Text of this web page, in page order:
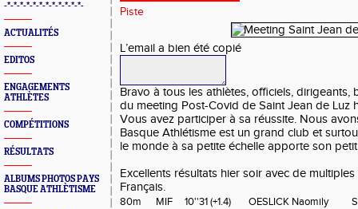
-*-*-*-*-*-*-*-*-*-*-*-*-
ACTUALITÉS
EDITOS
ENGAGEMENTS
ATHLÈTES
COMPÉTITIONS
RÉSULTATS
ALBUMS PHOTOS PAYS
BASQUE ATHLÈTISME
Piste
L’email a bien été copié
Bravo à tous les athlètes, officiels, dirigeants,
du meeting Post-Covid de Saint Jean de Luz
Vous avez participer à sa réussite. Nous
Basque Athlétisme est un grand club et
le monde à sa petite échelle apporte son
Excellents résultats hier soir avec de
Français.
80m MIF 10''31 (+1.4) OESLICK Naomily